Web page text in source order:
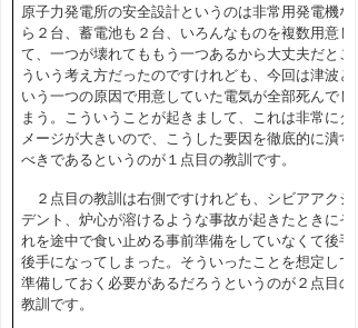
原子力発電所の安全設計というのは非常用発電機な
ら２台、蓄電池も２台、いろんなものを複数用意し
て、一つが壊れてももう一つあるから大丈夫だとこ
ういう考え方だったのですけれども、今回は津波と
いう一つの原因で用意していた電気が全部死んでし
まう。こういうことが起きまして、これは非常にダ
メージが大きいので、こうした要因を徹底的に潰す
べきであるというのが１点目の教訓です。
２点目の教訓は右側ですけれども、シビアアクシ
デント、炉心が溶けるような事故が起きたときにそ
れを途中で食い止める事前準備をしていなくて後手
後手になってしまった。そういったことを想定して
準備しておく必要があるだろうというのが２点目の
教訓です。